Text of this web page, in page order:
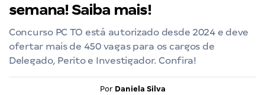
semana! Saiba mais!
Concurso PC TO está autorizado desde 2024 e deve
ofertar mais de 450 vagas para os cargos de
Delegado, Perito e Investigador. Confira!
Por Daniela Silva